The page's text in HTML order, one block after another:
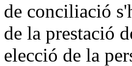
de conciliació
de la prestació
elecció de la